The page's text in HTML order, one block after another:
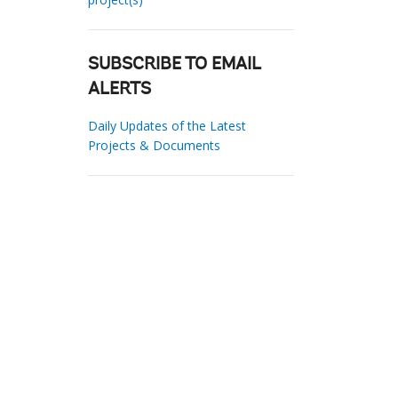
SUBSCRIBE TO EMAIL
ALERTS
Daily Updates of the Latest
Projects & Documents